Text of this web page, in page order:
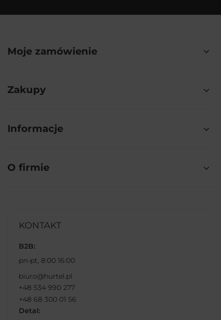
Moje zamówienie
Zakupy
Informacje
O firmie
KONTAKT
B2B:
pn-pt, 8:00 16:00
biuro@hurtel.pl
+48 534 990 277
+48 68 300 01 56
Detal: